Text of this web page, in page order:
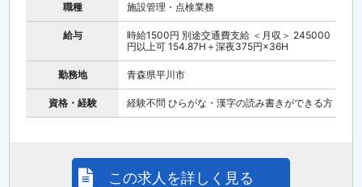
職種 施設管理・点検業務
給与
時給1500円 別途交通費支給 ＜月収＞ 245000
円以上可 154.87H＋深夜375円×36H
勤務地 青森県平川市
資格・経験 経験不問 ひらがな・漢字の読み書きができる方
この求人を詳しく見る